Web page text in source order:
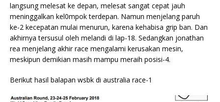
langsung melesat ke depan, melesat sangat cepat jauh
meninggalkan kel0mpok terdepan. Namun menjelang paruh
ke-2 kecepatan mulai menurun, karena kehabisa grip ban. Dan
akhirnya tersusul oleh melandi di lap-18. Sedangkan jonathan
rea menjelang akhir race mengalami kerusakan mesin,
meskipun demikian masih mampu meraih posisi-4.
Berikut hasil balapan wsbk di australia race-1